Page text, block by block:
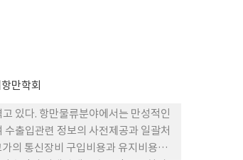
만학회
있다. 항만물류분야에서는 만성적인
출입관련 정보의 사전제공과 일괄처
의 통신장비 구입비용과 유지비용이